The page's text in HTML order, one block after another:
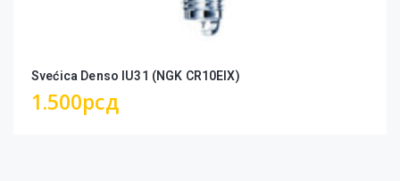
Svećica Denso IU31 (NGK CR10EIX)
1.500рсд